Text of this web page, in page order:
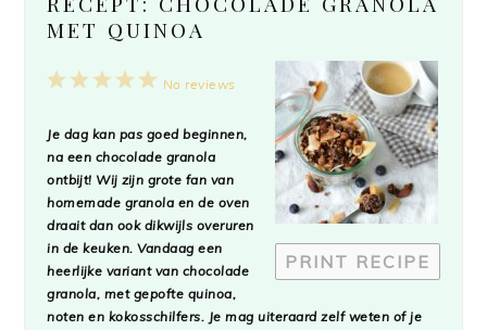
MET QUINOA
PRINT RECIPE
5
4
3
2
1
No reviews
Je dag kan pas goed beginnen,
na een chocolade granola
ontbijt! Wij zijn grote fan van
homemade granola en de oven
draait dan ook dikwijls overuren
in de keuken. Vandaag een
heerlijke variant van chocolade
granola, met gepofte quinoa,
noten en kokosschilfers. Je mag uiteraard zelf weten of je